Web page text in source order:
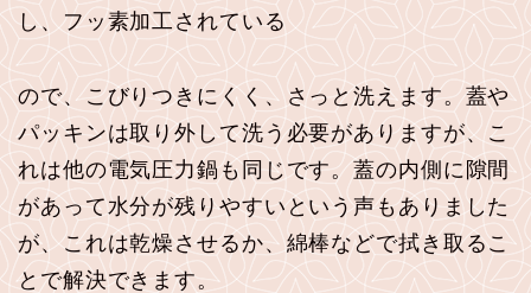
し、フッ素加工されている
ので、こびりつきにくく、さっと洗えます。蓋や
パッキンは取り外して洗う必要がありますが、こ
れは他の電気圧力鍋も同じです。蓋の内側に隙間
があって水分が残りやすいという声もありました
が、これは乾燥させるか、綿棒などで拭き取るこ
とで解決できます。